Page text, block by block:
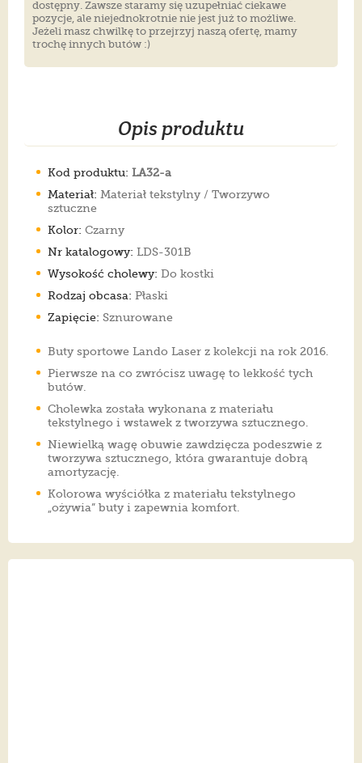
dostępny. Zawsze staramy się uzupełniać ciekawe
pozycje, ale niejednokrotnie nie jest już to możliwe.
Jeżeli masz chwilkę to przejrzyj naszą ofertę, mamy
trochę innych butów :)
Opis produktu
Kod produktu: LA32-a
Materiał: Materiał tekstylny / Tworzywo
sztuczne
Kolor: Czarny
Nr katalogowy: LDS-301B
Wysokość cholewy: Do kostki
Rodzaj obcasa: Płaski
Zapięcie: Sznurowane
Buty sportowe Lando Laser z kolekcji na rok 2016.
Pierwsze na co zwrócisz uwagę to lekkość tych
butów.
Cholewka została wykonana z materiału
tekstylnego i wstawek z tworzywa sztucznego.
Niewielką wagę obuwie zawdzięcza podeszwie z
tworzywa sztucznego, która gwarantuje dobrą
amortyzację.
Kolorowa wyściółka z materiału tekstylnego
„ożywia” buty i zapewnia komfort.